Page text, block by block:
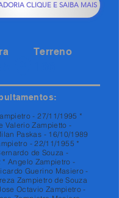
CLIQUE E SAIBA MAIS
Terreno
- 27/11/1995 *
Valerio Zampietto -
Paskas - 16/10/1989
- 22/11/1955 *
de Souza -
* Angelo Zampietro -
Guerino Masiero -
Zampietro de Souza
Octavio Zampietro -